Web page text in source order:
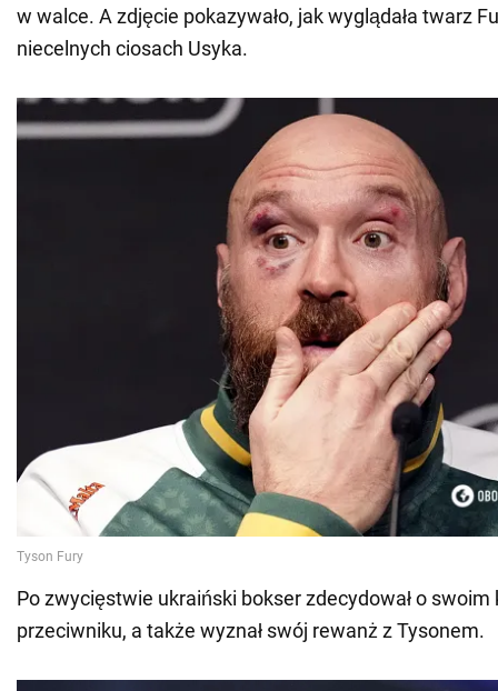
w walce. A zdjęcie pokazywało, jak wyglądała twarz
niecelnych ciosach Usyka.
Po zwycięstwie ukraiński bokser zdecydował o swoim
przeciwniku, a także wyznał swój rewanż z Tysonem.